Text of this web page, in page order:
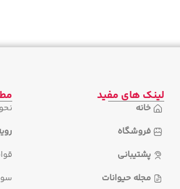
لینک های مفید
خانه
فروشگاه
پشتیبانی
مجله حیوانات